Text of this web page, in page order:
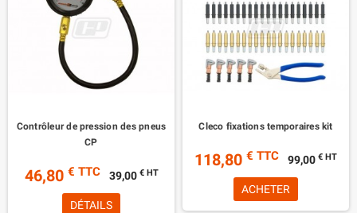
Contrôleur de pression des pneus
CP
46,80 € TTC 39,00 € HT
DÉTAILS
Cleco fixations temporaires kit
118,80 € TTC 99,00 € HT
ACHETER